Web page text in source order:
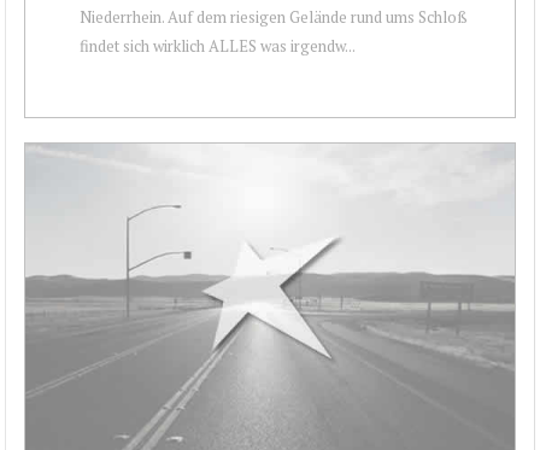
Niederrhein. Auf dem riesigen Gelände rund ums Schloß
findet sich wirklich ALLES was irgendw...